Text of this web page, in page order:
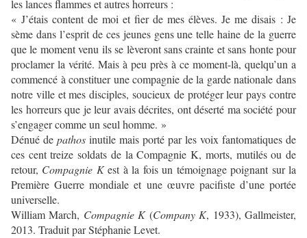
les lances flammes et autres horreurs :
« J’étais content de moi et fier de mes élèves. Je me disais : Je
sème dans l’esprit de ces jeunes gens une telle haine de la guerre
que le moment venu ils se lèveront sans crainte et sans honte pour
proclamer la vérité. Mais à peu près à ce moment-là, quelqu’un a
commencé à constituer une compagnie de la garde nationale dans
notre ville et mes disciples, soucieux de protéger leur pays contre
les horreurs que je leur avais décrites, ont déserté ma société pour
s’engager comme un seul homme. »
Dénué de pathos inutile mais porté par les voix fantomatiques de
ces cent treize soldats de la Compagnie K, morts, mutilés ou de
retour, Compagnie Kest à la fois un témoignage poignant sur la
Première Guerre mondiale et une œuvre pacifiste d’une portée
universelle.
William March, Compagnie K(Company K, 1933), Gallmeister,
2013. Traduit par Stéphanie Levet.